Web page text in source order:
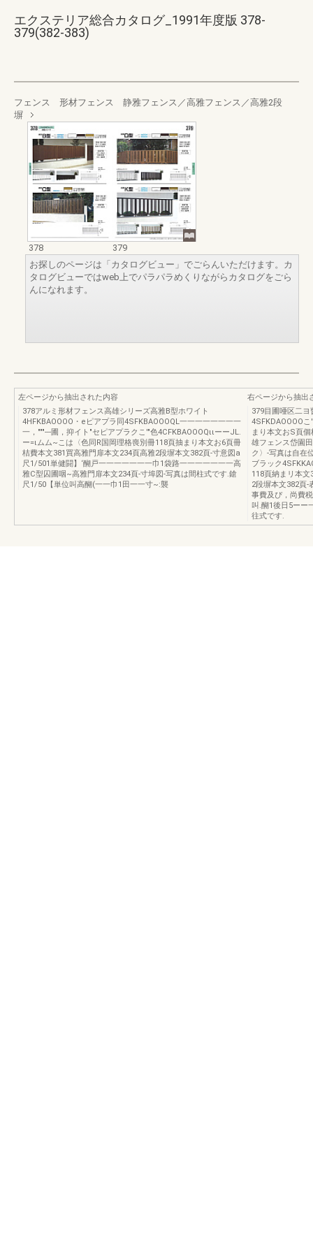
エクステリア総合カタログ_1991年度版 378-
379(382-383)
フェンス 形材フェンス 静雅フェンス／高雅フェンス／高雅2段
塀
378
379
お探しのページは「カタログビュー」でごらんいただけます。カ
タログビューではweb上でパラパラめくりながらカタログをごら
んになれます。
左ページから抽出された内容
378アルミ形材フェンス高雄シリーズ高雅B型ホワイト
4HFKBAOOOO・eピアプラ同4SFKBAOOOQL一一一一一一一一
一，"""---圃，抑イト"セピアプラクこ'"色4CFKBAOOOQιιーーJL.
ー=ιムム~こは〈色同R国岡理格喪別冊118頁抽まり本文お6頁冊
桔費本文381買高雅門扉本文234頁高雅2段塀本文382頁-寸意図a
尺1/501単健闘】‘醐戸一一一一一一一巾1袋路一一一一一一一高
雅C型囚圃咽~高雅門扉本文234頁-寸埠図-写真は間柱式です.鎗
尺1/50【単位叫高醐(一一巾1田一一寸~:襲
右ページから抽出
379目圃唖区二ヨ
4SFKDAOOOO
まり本文おS頁
雄フェンス岱園
ク〉-写真は自在
ブラック
118頁納まリ本
2段塀本文382頁-
事費及ぴ，尚費
叫.醐1後日5ーー
往式です.